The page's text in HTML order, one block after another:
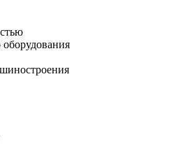
оборудования